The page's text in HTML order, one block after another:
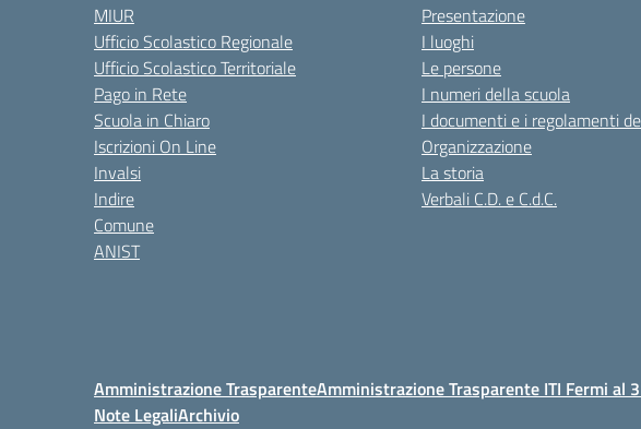
MIUR
Ufficio Scolastico Regionale
Ufficio Scolastico Territoriale
Pago in Rete
Scuola in Chiaro
Iscrizioni On Line
Invalsi
Indire
Comune
ANIST
Presentazione
I luoghi
Le persone
I numeri della scuola
I documenti e i regolamenti
Organizzazione
La storia
Verbali C.D. e C.d.C.
Amministrazione TrasparenteAmministrazione Trasparente ITI Fermi al
Note LegaliArchivio